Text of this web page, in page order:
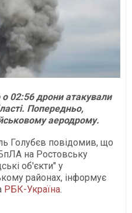
о 02:56 дрони атакували
Попередньо,
аеродрому.
Голубєв повідомив, що
на Ростовську
об'єкти" у
районах, інформує
РБК-Україна.